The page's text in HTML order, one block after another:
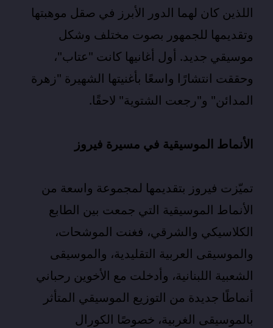
اللذين كان لهما الدور الأبرز في صقل موهبتها
وتقديمها للجمهور بصوت مختلف وشكل
موسيقي جديد. أول أغانيها كانت "عتاب"،
وحققت انتشارًا واسعًا بأغنيتها الشهيرة "زهرة
المدائن" و"رجعت الشتوية" لاحقًا.
الأنماط الموسيقية في مسيرة فيروز
تميّزت فيروز بتقديمها لمجموعة واسعة من
الأنماط الموسيقية التي جمعت بين الطابع
الكلاسيكي والشرقي، فغنت الموشحات،
والموسيقى العربية التقليدية، والموسيقى
الشعبية اللبنانية، وأدخلت مع الأخوين رحباني
أنماطًا جديدة من التوزيع الموسيقي المتأثر
بالموسيقى الغربية، خصوصًا الكورال